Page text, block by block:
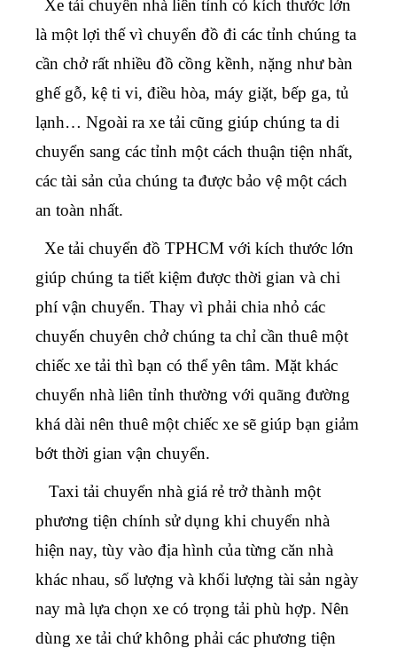
Xe tải chuyển nhà liên tỉnh có kích thước lớn
là một lợi thế vì chuyển đồ đi các tỉnh chúng ta
cần chở rất nhiều đồ cồng kềnh, nặng như bàn
ghế gỗ, kệ ti vi, điều hòa, máy giặt, bếp ga, tủ
lạnh… Ngoài ra xe tải cũng giúp chúng ta di
chuyển sang các tỉnh một cách thuận tiện nhất,
các tài sản của chúng ta được bảo vệ một cách
an toàn nhất.
Xe tải chuyển đồ TPHCM với kích thước lớn
giúp chúng ta tiết kiệm được thời gian và chi
phí vận chuyển. Thay vì phải chia nhỏ các
chuyến chuyên chở chúng ta chỉ cần thuê một
chiếc xe tải thì bạn có thể yên tâm. Mặt khác
chuyển nhà liên tỉnh thường với quãng đường
khá dài nên thuê một chiếc xe sẽ giúp bạn giảm
bớt thời gian vận chuyển.
Taxi tải chuyển nhà giá rẻ trở thành một
phương tiện chính sử dụng khi chuyển nhà
hiện nay, tùy vào địa hình của từng căn nhà
khác nhau, số lượng và khối lượng tài sản ngày
nay mà lựa chọn xe có trọng tải phù hợp. Nên
dùng xe tải chứ không phải các phương tiện